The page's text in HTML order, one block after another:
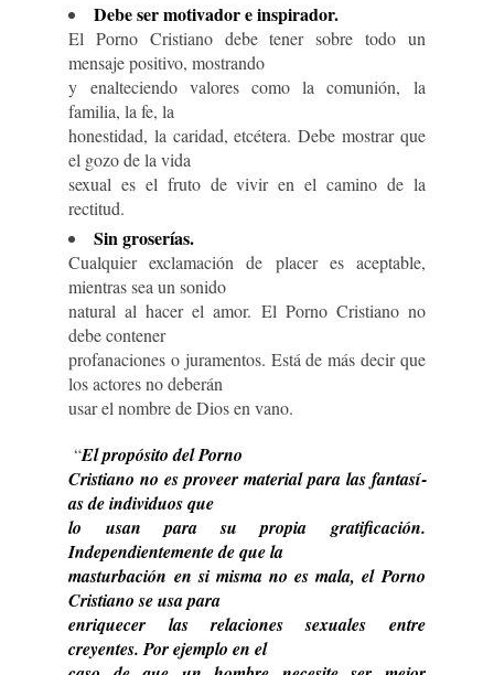
Debe ser motivador e inspirador.
El Porno Cristiano debe tener sobre todo un
mensaje positivo, mostrando
y enalteciendo valores como la comunión, la
familia, la fe, la
honestidad, la caridad, etcétera. Debe mostrar que
el gozo de la vida
sexual es el fruto de vivir en el camino de la
rectitud.
Sin groserí­as.
Cualquier exclamación de placer es aceptable,
mientras sea un sonido
natural al hacer el amor. El Porno Cristiano no
debe contener
profanaciones o juramentos. Está de más decir que
los actores no deberán
usar el nombre de Dios en vano.
“El propósito del Porno
Cristiano no es proveer material para las fantasí­
as de individuos que
lo usan para su propia gratificación.
Independientemente de que la
masturbación en si misma no es mala, el Porno
Cristiano se usa para
enriquecer las relaciones sexuales entre
creyentes. Por ejemplo en el